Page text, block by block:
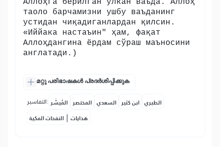
Аллоҳга берилган улкан ваъда. Аллоҳ
таоло барчамизни ушбу ваъданинг
устидан чиқадиганлардан қилсин.
«Иййака настаъин" ҳам, фақат
Аллоҳдангина ёрдам сўраш маъносини
англатади.)
മറ്റു പരിഭാഷകൾ പ്രദർശിപ്പിക്കുക
التفاسير: المُيسَّر المختصر السعدي ابن كثير الطبري
النفحات المكية | هدايات